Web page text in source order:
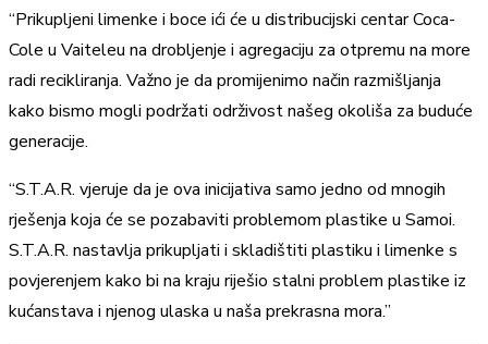
“Prikupljeni limenke i boce ići će u distribucijski centar Coca-
Cole u Vaiteleu na drobljenje i agregaciju za otpremu na more
radi recikliranja. Važno je da promijenimo način razmišljanja
kako bismo mogli podržati održivost našeg okoliša za buduće
generacije.
“S.T.A.R. vjeruje da je ova inicijativa samo jedno od mnogih
rješenja koja će se pozabaviti problemom plastike u Samoi.
S.T.A.R. nastavlja prikupljati i skladištiti plastiku i limenke s
povjerenjem kako bi na kraju riješio stalni problem plastike iz
kućanstava i njenog ulaska u naša prekrasna mora.”